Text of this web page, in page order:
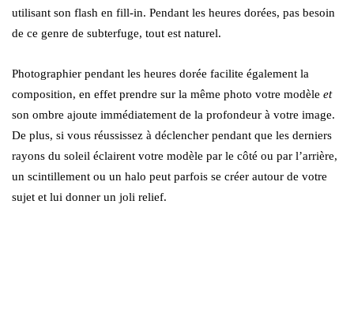
utilisant son flash en fill-in. Pendant les heures dorées, pas besoin
de ce genre de subterfuge, tout est naturel.
Photographier pendant les heures dorée facilite également la
composition, en effet prendre sur la même photo votre modèle et
son ombre ajoute immédiatement de la profondeur à votre image.
De plus, si vous réussissez à déclencher pendant que les derniers
rayons du soleil éclairent votre modèle par le côté ou par l’arrière,
un scintillement ou un halo peut parfois se créer autour de votre
sujet et lui donner un joli relief.